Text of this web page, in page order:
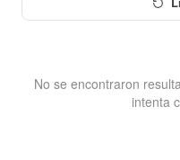
No se encontraron
intenta